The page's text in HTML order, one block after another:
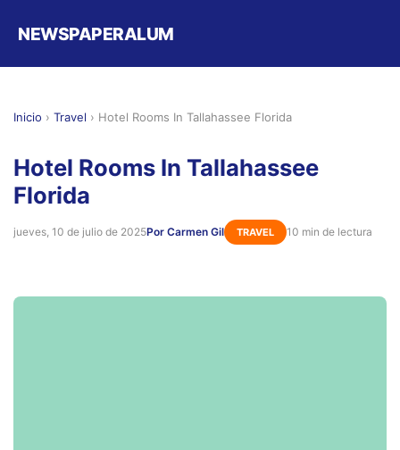
NEWSPAPERALUM
Inicio › Travel › Hotel Rooms In Tallahassee Florida
Hotel Rooms In Tallahassee
Florida
jueves, 10 de julio de 2025Por Carmen Gil TRAVEL 10 min de lectura